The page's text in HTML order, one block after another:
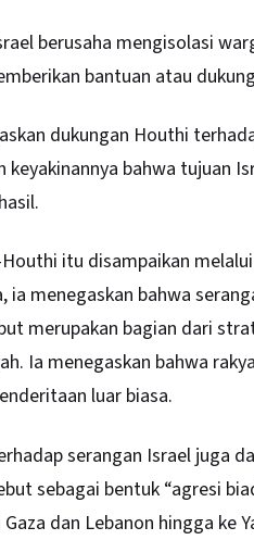
berusaha mengisolasi
bantuan atau
dukungan Houthi
keyakinannya bahwa tujuan
itu disampaikan
ia menegaskan bahwa
merupakan bagian dari
Ia menegaskan bahwa
luar biasa.
serangan Israel juga
sebagai bentuk “agresi
dan Lebanon hingga ke